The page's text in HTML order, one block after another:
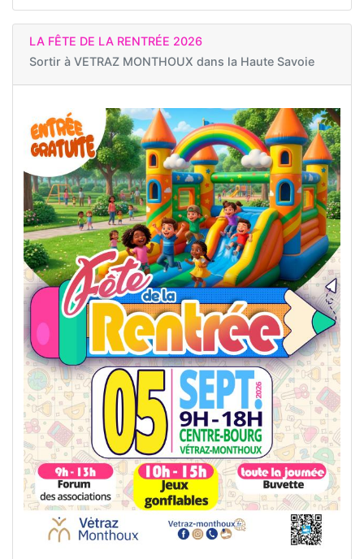
LA FÊTE DE LA RENTRÉE 2026
Sortir à VETRAZ MONTHOUX dans la Haute Savoie